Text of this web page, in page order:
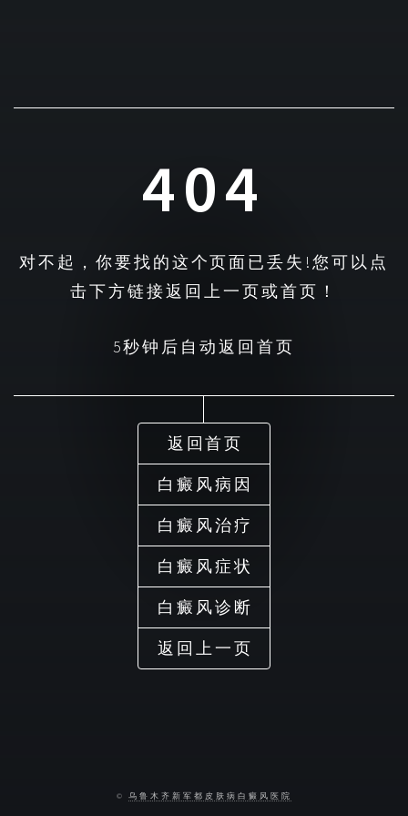
404
对不起，你要找的这个页面已丢失!您可以点
击下方链接返回上一页或首页！
5秒钟后自动返回首页
返回首页
白癜风病因
白癜风治疗
白癜风症状
白癜风诊断
返回上一页
©乌鲁木齐新军都皮肤病白癜风医院